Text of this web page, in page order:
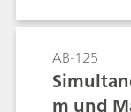
Sulfide
Bereich von
kein
Anionen
AB-125
m und